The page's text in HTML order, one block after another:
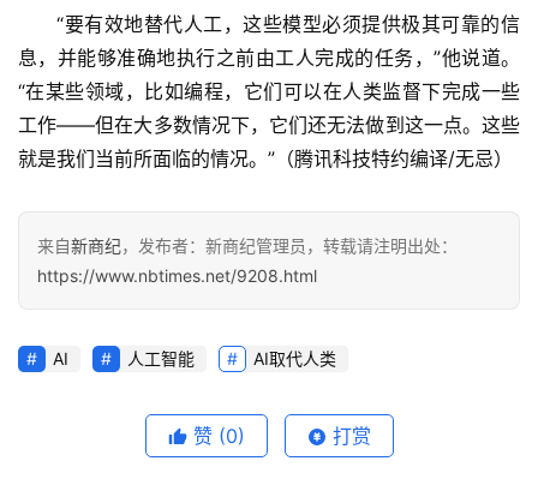
“要有效地替代人工，这些模型必须提供极其可靠的信
息，并能够准确地执行之前由工人完成的任务，”他说道。
“在某些领域，比如编程，它们可以在人类监督下完成一些
工作——但在大多数情况下，它们还无法做到这一点。这些
就是我们当前所面临的情况。”（腾讯科技特约编译/无忌）
来自新商纪，发布者：新商纪管理员，转载请注明出处：
https://www.nbtimes.net/9208.html
AI 人工智能 AI取代人类
赞 (0) 打赏